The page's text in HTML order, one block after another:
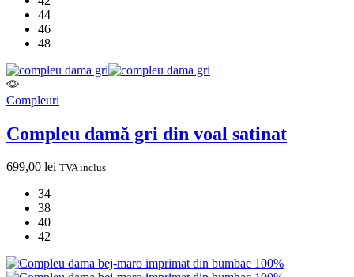
44
46
48
Compleuri
Compleu damă gri din voal satinat
699,00 lei TVA inclus
34
38
40
42